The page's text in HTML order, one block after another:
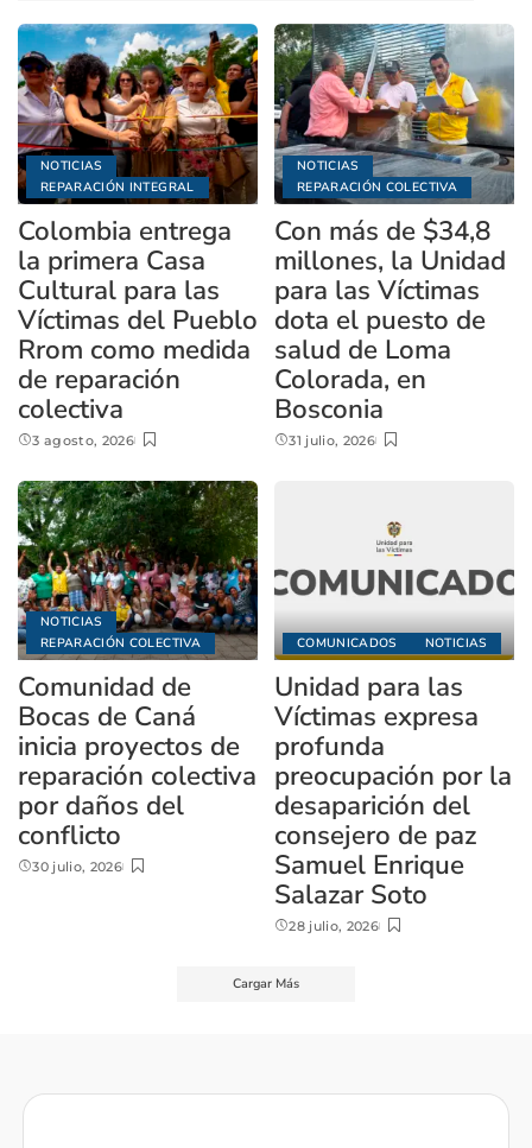
NOTICIAS
REPARACIÓN INTEGRAL
Colombia entrega
la primera Casa
Cultural para las
Víctimas del Pueblo
Rrom como medida
de reparación
colectiva
3 agosto, 2026
NOTICIAS
REPARACIÓN COLECTIVA
Con más de $34,8
millones, la Unidad
para las Víctimas
dota el puesto de
salud de Loma
Colorada, en
Bosconia
31 julio, 2026
NOTICIAS
REPARACIÓN COLECTIVA
Comunidad de
Bocas de Caná
inicia proyectos de
reparación colectiva
por daños del
conflicto
30 julio, 2026
COMUNICADOS NOTICIAS
Unidad para las
Víctimas expresa
profunda
preocupación por la
desaparición del
consejero de paz
Samuel Enrique
Salazar Soto
28 julio, 2026
Cargar Más